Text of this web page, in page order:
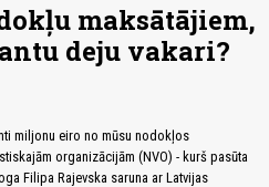
maksātājiem,
deju vakari?
miljonu eiro no mūsu nodokļos
organizācijām (NVO) - kurš pasūta
Filipa Rajevska saruna ar Latvijas